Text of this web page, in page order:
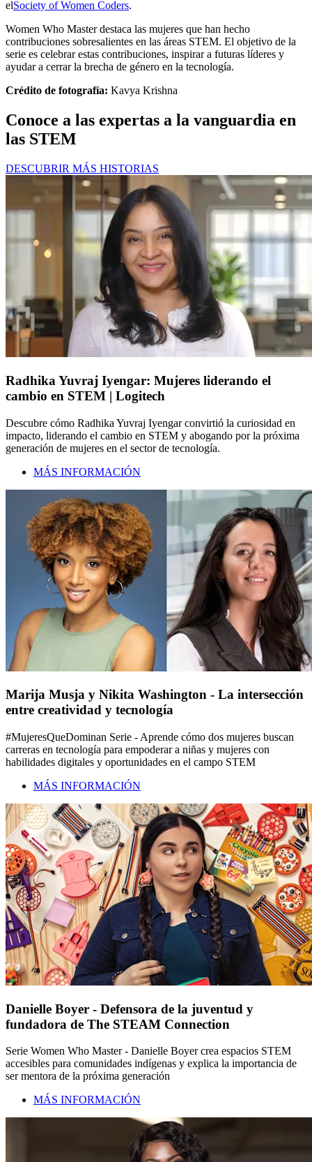
elSociety of Women Coders.
Women Who Master destaca las mujeres que han hecho
contribuciones sobresalientes en las áreas STEM. El objetivo de la
serie es celebrar estas contribuciones, inspirar a futuras líderes y
ayudar a cerrar la brecha de género en la tecnología.
Crédito de fotografía: Kavya Krishna
Conoce a las expertas a la vanguardia en
las STEM
DESCUBRIR MÁS HISTORIAS
Radhika Yuvraj Iyengar: Mujeres liderando el
cambio en STEM | Logitech
Descubre cómo Radhika Yuvraj Iyengar convirtió la curiosidad en
impacto, liderando el cambio en STEM y abogando por la próxima
generación de mujeres en el sector de tecnología.
MÁS INFORMACIÓN
Marija Musja y Nikita Washington - La intersección
entre creatividad y tecnología
#MujeresQueDominan Serie - Aprende cómo dos mujeres buscan
carreras en tecnología para empoderar a niñas y mujeres con
habilidades digitales y oportunidades en el campo STEM
MÁS INFORMACIÓN
Danielle Boyer - Defensora de la juventud y
fundadora de The STEAM Connection
Serie Women Who Master - Danielle Boyer crea espacios STEM
accesibles para comunidades indígenas y explica la importancia de
ser mentora de la próxima generación
MÁS INFORMACIÓN